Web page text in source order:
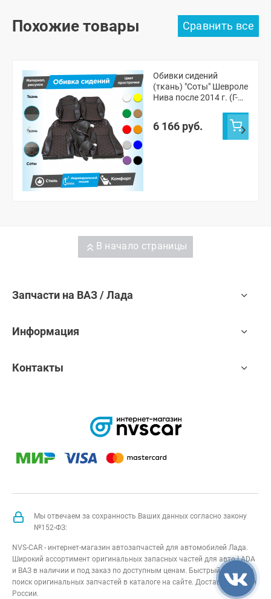
Похожие товары
Обивки сидений
(ткань) "Соты" Шевроле
Нива после 2014 г. (Г-
подголовники)
6 166 руб.
В начало страницы
Запчасти на ВАЗ / Лада
Информация
Контакты
Мы отвечаем за сохранность Ваших данных согласно закону
№152-ФЗ:
NVS-CAR - интернет-магазин автозапчастей для автомобилей Лада.
Широкий ассортимент оригинальных запасных частей для авто LADA
и ВАЗ в наличии и под заказ по доступным ценам. Быстрый подбор и
поиск оригинальных запчастей в каталоге на сайте. Доставка по всей
России.